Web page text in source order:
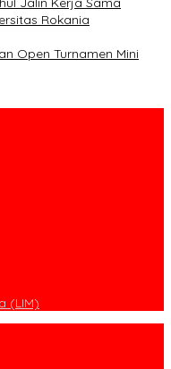
Rokania
Open Turnamen Mini
(LIM)